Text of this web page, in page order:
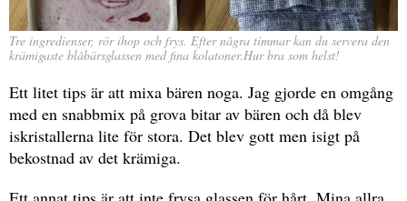
Tre ingredienser, rör ihop och frys. Efter några timmar kan du servera den
krämigaste blåbärsglassen med fina kolatoner.Hur bra som helst!
Ett litet tips är att mixa bären noga. Jag gjorde en omgång
med en snabbmix på grova bitar av bären och då blev
iskristallerna lite för stora. Det blev gott men isigt på
bekostnad av det krämiga.